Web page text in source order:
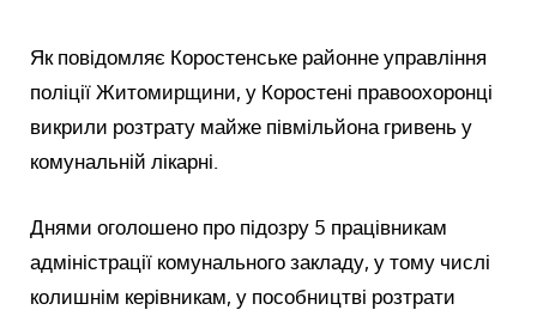
Як повідомляє Коростенське районне управління
поліції Житомирщини, у Коростені правоохоронці
викрили розтрату майже півмільйона гривень у
комунальній лікарні.
Днями оголошено про підозру 5 працівникам
адміністрації комунального закладу, у тому числі
колишнім керівникам, у пособництві розтрати